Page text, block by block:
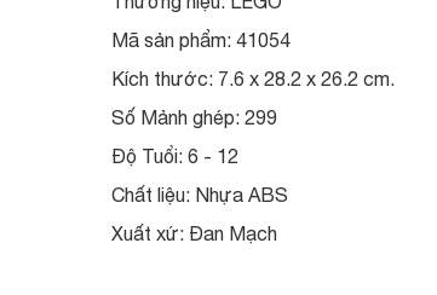
Mã sản phẩm: 41054
Kích thước: 7.6 x 28.2 x 26.2 cm.
Số Mảnh ghép: 299
Độ Tuổi: 6 - 12
Chất liệu: Nhựa ABS
Xuất xứ: Đan Mạch